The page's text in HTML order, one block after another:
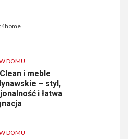
DOMU
i meble
– styl,
i łatwa
DOMU